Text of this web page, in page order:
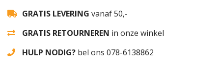
GRATIS LEVERING vanaf 50,-
GRATIS RETOURNEREN in onze winkel
HULP NODIG? bel ons 078-6138862